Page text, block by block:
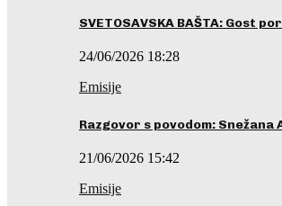
SVETOSAVSKA BAŠTA: Gost
24/06/2026 18:28
Emisije
Razgovor s povodom: Snežana
21/06/2026 15:42
Emisije